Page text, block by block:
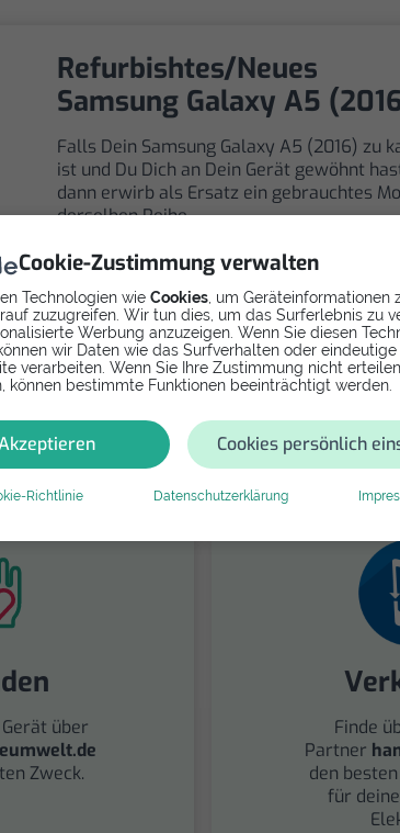
Cookie-Zustimmung verwalten
Technologien wie Cookies , um Geräteinformationen
zuzugreifen. Wir tun dies, um das Surferlebnis zu
Werbung anzuzeigen. Wenn Sie diesen
wir Daten wie das Surfverhalten oder eindeutige
verarbeiten. Wenn Sie Ihre Zustimmung nicht
können bestimmte Funktionen beeinträchtigt werden.
Cookies persönlich
Richtlinie Datenschutzerklärung
Refurbishtes/Neues
Samsung Galaxy A5
Falls Dein Samsung Galaxy A5 (2016) zu
ist und Du Dich an Dein Gerät gewöhnt
dann erwirb als Ersatz ein gebrauchtes
derselben Reihe.
Selbst reparieren
Repariere dein Galaxy A5 (2016) -
Videoanleitung selbst. Ersatzteile ab
über
Zweck.
Finde
Partner
den
für